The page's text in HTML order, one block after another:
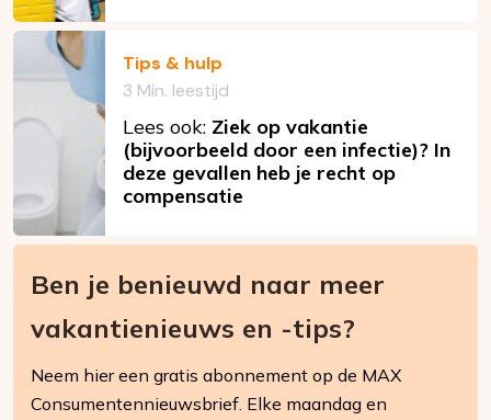
Tips & hulp
3 Min. leestijd
Lees ook: Ziek op vakantie
(bijvoorbeeld door een infectie)? In
deze gevallen heb je recht op
compensatie
Ben je benieuwd naar meer
vakantienieuws en -tips?
Neem hier een gratis abonnement op de MAX
Consumentennieuwsbrief. Elke maandag en